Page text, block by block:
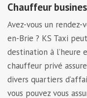
Chauffeur
Avez-vous un rendez-
en-Brie ? KS Taxi
destination à l’heure
chauffeur privé
divers quartiers
vous pouvez vous